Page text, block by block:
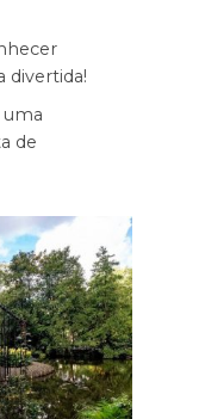
divertida!
uma
de